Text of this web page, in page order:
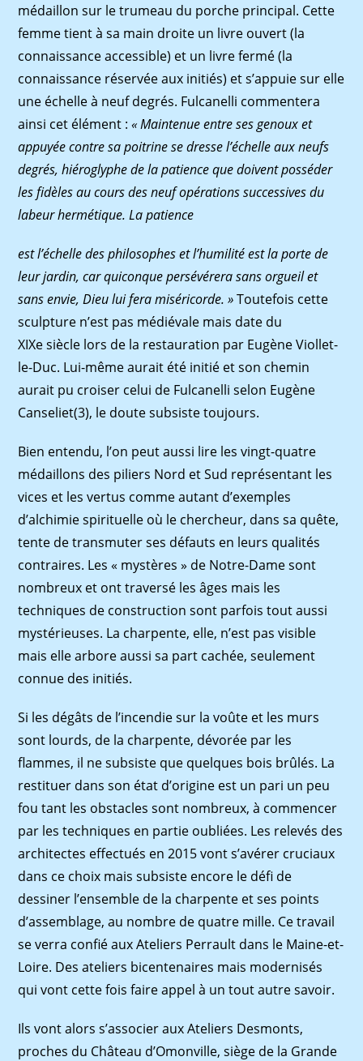
médaillon sur le trumeau du porche principal. Cette
femme tient à sa main droite un livre ouvert (la
connaissance accessible) et un livre fermé (la
connaissance réservée aux initiés) et s’appuie sur elle
une échelle à neuf degrés. Fulcanelli commentera
ainsi cet élément :« Maintenue entre ses genoux et
appuyée contre sa poitrine se dresse l’échelle aux neufs
degrés, hiéroglyphe de la patience que doivent posséder
les fidèles au cours des neuf opérations successives du
labeur hermétique. La patience
estl’échelle des philosophes etl’humilité estla porte de
leurjardin, car quiconque persévérera sans orgueil et
sans envie, Dieu lui fera miséricorde. »Toutefois cette
sculpture n’est pas médiévale mais date du
XIXe siècle lors de la restauration par Eugène Viollet-
le-Duc. Lui-même aurait été initié et son chemin
aurait pu croiser celui de Fulcanelli selon Eugène
Canseliet(3), le doute subsiste toujours.
Bien entendu, l’on peut aussi lire les vingt-quatre
médaillons des piliers Nord et Sud représentant les
vices et les vertus comme autant d’exemples
d’alchimie spirituelle où le chercheur, dans sa quête,
tente de transmuter ses défauts en leurs qualités
contraires. Les « mystères » de Notre-Dame sont
nombreux et ont traversé les âges mais les
techniques de construction sont parfois tout aussi
mystérieuses. La charpente, elle, n’est pas visible
mais elle arbore aussi sa part cachée, seulement
connue des initiés.
Si les dégâts de l’incendie sur la voûte et les murs
sont lourds, de la charpente, dévorée par les
flammes, il ne subsiste que quelques bois brûlés. La
restituer dans son état d’origine est un pari un peu
fou tant les obstacles sont nombreux, à commencer
par les techniques en partie oubliées. Les relevés des
architectes effectués en 2015 vont s’avérer cruciaux
dans ce choix mais subsiste encore le défi de
dessiner l’ensemble de la charpente et ses points
d’assemblage, au nombre de quatre mille. Ce travail
se verra confié aux Ateliers Perrault dans le Maine-et-
Loire. Des ateliers bicentenaires mais modernisés
qui vont cette fois faire appel à un tout autre savoir.
Ils vont alors s’associer aux Ateliers Desmonts,
proches du Château d’Omonville, siège de la Grande